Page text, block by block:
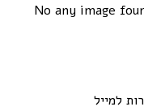
No any image
למייל